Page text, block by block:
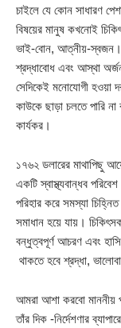
চাইলে যে কোন সাধারণ
বিষয়ের মানুষ কখনোই
ভাই-বোন, আত্নীয়-স্বজন।
শ্রদ্ধাবোধ এবং আস্থা
সেদিকেই মনোযোগী
কাউকে ছাড়া চলতে পারি
কার্যকর।
১৭৬২ ডলারের মাথাপিছু
একটি স্বাস্থ্যবান্ধব
পরিহার করে সমস্যা
সমাধান হয়ে যায়।
বন্ধুত্বপূর্ণ আচরণ এবং
থাকতে হবে শ্রদ্ধা,
আমরা আশা করবো মাননীয়
তাঁর দিক -নির্দেশণার